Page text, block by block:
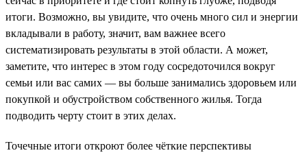
итоги. Возможно, вы увидите, что очень много сил и энергии
вкладывали в работу, значит, вам важнее всего
систематизировать результаты в этой области. А может,
заметите, что интерес в этом году сосредоточился вокруг
семьи или вас самих — вы больше занимались здоровьем или
покупкой и обустройством собственного жилья. Тогда
подводить черту стоит в этих делах.
Точечные итоги откроют более чёткие перспективы